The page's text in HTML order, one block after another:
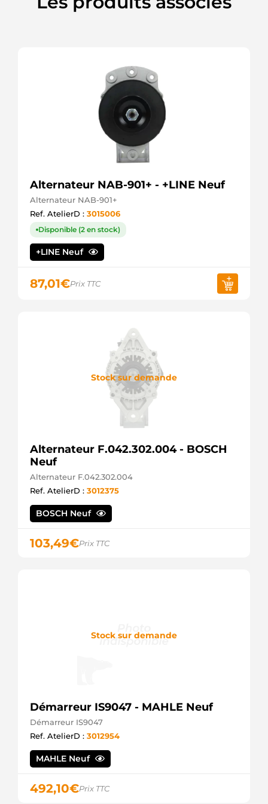
Lucas
Mitsubishi
SR6423N
Alternateur NAB-901+ - +LINE Neuf
Alternateur NAB-901+
Ref. AtelierD : 3015006
Disponible (2 en stock)
+LINE Neuf
87,01€Prix TTC
Stock sur demande
Alternateur F.042.302.004 - BOSCH
Neuf
Alternateur F.042.302.004
Ref. AtelierD : 3012375
BOSCH Neuf
103,49€Prix TTC
Stock sur demande
Démarreur IS9047 - MAHLE Neuf
Démarreur IS9047
Ref. AtelierD : 3012954
MAHLE Neuf
492,10€Prix TTC